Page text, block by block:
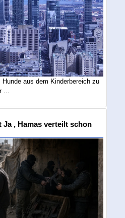
aus dem Kinderbereich zu
...
Ja , Hamas verteilt schon